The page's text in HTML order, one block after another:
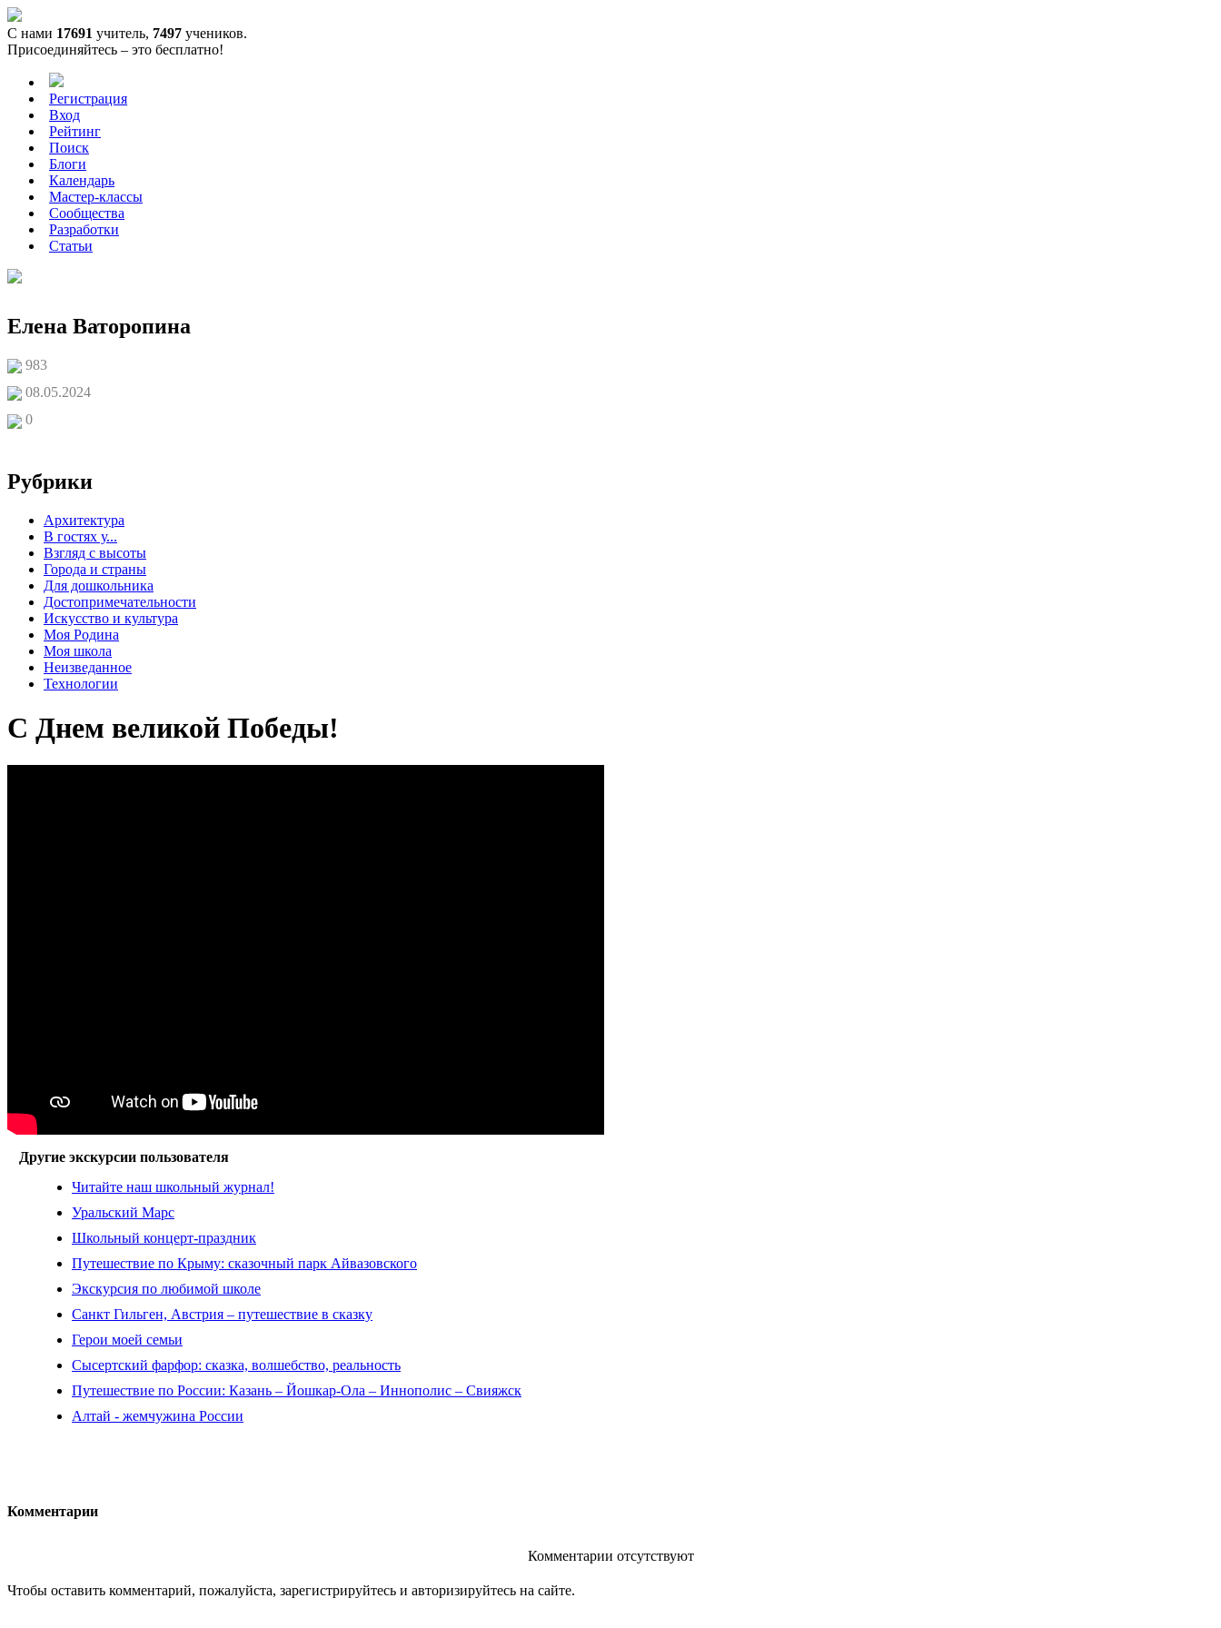
С нами 17691 учитель, 7497 учеников.
Присоединяйтесь – это бесплатно!
Регистрация
Вход
Рейтинг
Поиск
Блоги
Календарь
Мастер-классы
Сообщества
Разработки
Статьи
Елена Ваторопина
983
08.05.2024
0
Рубрики
Архитектура
В гостях у...
Взгляд с высоты
Города и страны
Для дошкольника
Достопримечательности
Искусство и культура
Моя Родина
Моя школа
Неизведанное
Технологии
С Днем великой Победы!
Другие экскурсии пользователя
Читайте наш школьный журнал!
Уральский Марс
Школьный концерт-праздник
Путешествие по Крыму: сказочный парк Айвазовского
Экскурсия по любимой школе
Санкт Гильген, Австрия – путешествие в сказку
Герои моей семьи
Сысертский фарфор: сказка, волшебство, реальность
Путешествие по России: Казань – Йошкар-Ола – Иннополис – Свияжск
Алтай - жемчужина России
Комментарии
Комментарии отсутствуют
Чтобы оставить комментарий, пожалуйста, зарегистрируйтесь и авторизируйтесь на сайте.